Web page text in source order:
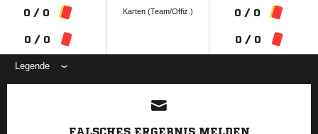
0 / 0
0 / 0
Karten (Team/Offiz.) 0 / 0
0 / 0
Legende
ANZEIGE
FALSCHES ERGEBNIS MELDEN